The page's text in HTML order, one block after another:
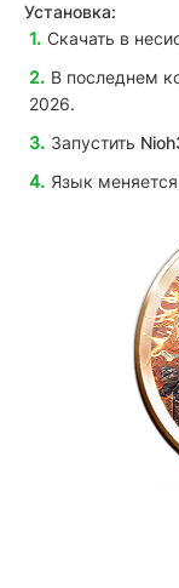
Установка:
Скачать в
В последнем
2026.
Запустить
Язык